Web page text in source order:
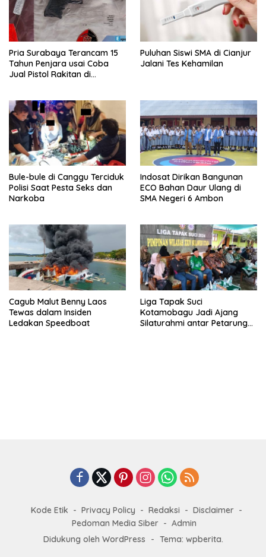
Pria Surabaya Terancam 15
Tahun Penjara usai Coba
Jual Pistol Rakitan di
Puluhan Siswi SMA di Cianjur
Jalani Tes Kehamilan
Bule-bule di Canggu Terciduk
Polisi Saat Pesta Seks dan
Narkoba
Indosat Dirikan Bangunan
ECO Bahan Daur Ulang di
SMA Negeri 6 Ambon
Cagub Malut Benny Laos
Tewas dalam Insiden
Ledakan Speedboat
Liga Tapak Suci
Kotamobagu Jadi Ajang
Silaturahmi antar Petarung
Kode Etik Privacy Policy Redaksi
Disclaimer
Pedoman Media Siber
Admin
Didukung oleh WordPress
- Tema: wpberita.